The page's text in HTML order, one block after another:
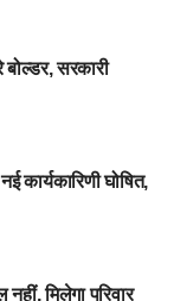
बोल्डर, सरकारी
कार्यकारिणी घोषित,
मिलेगा परिवार